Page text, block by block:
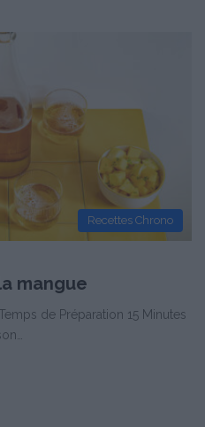
Recettes Chrono
mangue
de Préparation 15 Minutes